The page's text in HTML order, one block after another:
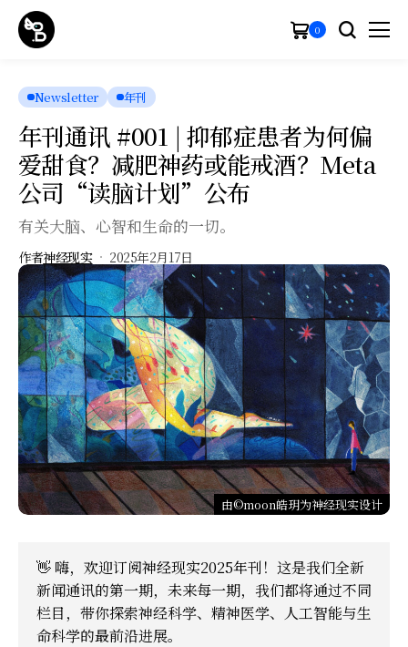
0
Newsletter 年刊
年刊通讯 #001 | 抑郁症患者为何偏
爱甜食？减肥神药或能戒酒？Meta
公司“读脑计划”公布
有关大脑、心智和生命的一切。
作者神经现实 2025年2月17日
由©moon皓玥为神经现实设计
👋 嗨，欢迎订阅神经现实2025年刊！这是我们全新
新闻通讯的第一期，未来每一期，我们都将通过不同
栏目，带你探索神经科学、精神医学、人工智能与生
命科学的最前沿进展。